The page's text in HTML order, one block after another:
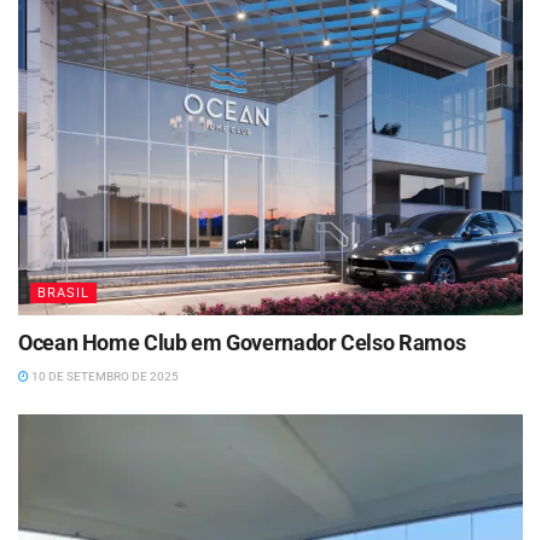
BRASIL
Ocean Home Club em Governador Celso Ramos
10 DE SETEMBRO DE 2025